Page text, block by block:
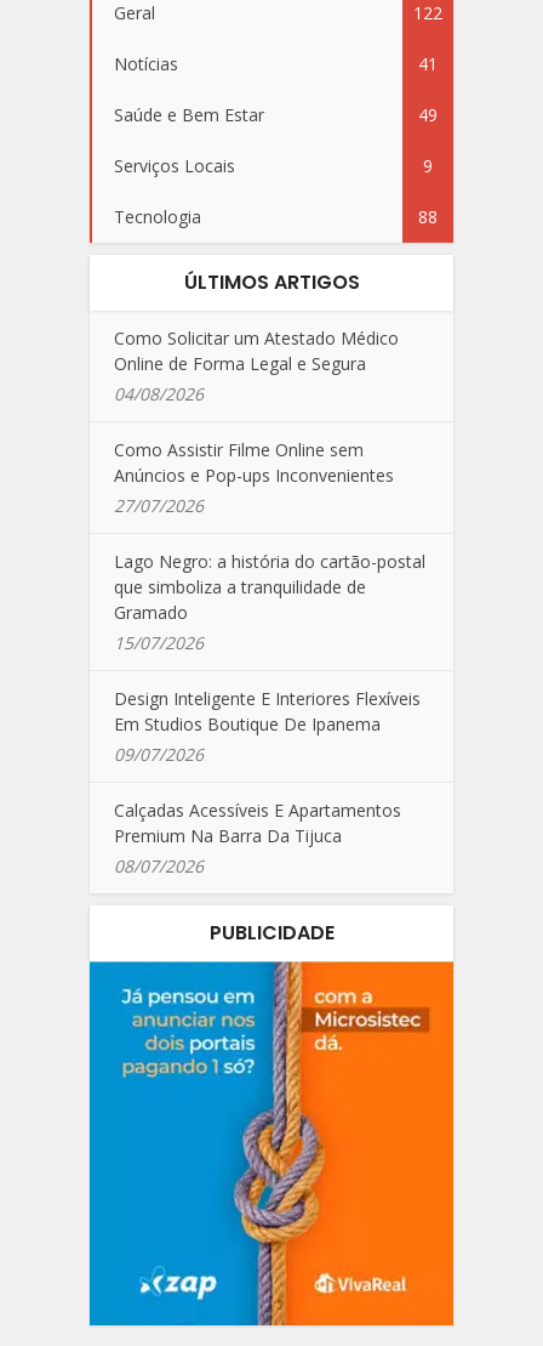
Geral 122
Notícias 41
Saúde e Bem Estar 49
Serviços Locais 9
Tecnologia 88
ÚLTIMOS ARTIGOS
Como Solicitar um Atestado Médico
Online de Forma Legal e Segura
04/08/2026
Como Assistir Filme Online sem
Anúncios e Pop-ups Inconvenientes
27/07/2026
Lago Negro: a história do cartão-postal
que simboliza a tranquilidade de
Gramado
15/07/2026
Design Inteligente E Interiores Flexíveis
Em Studios Boutique De Ipanema
09/07/2026
Calçadas Acessíveis E Apartamentos
Premium Na Barra Da Tijuca
08/07/2026
PUBLICIDADE